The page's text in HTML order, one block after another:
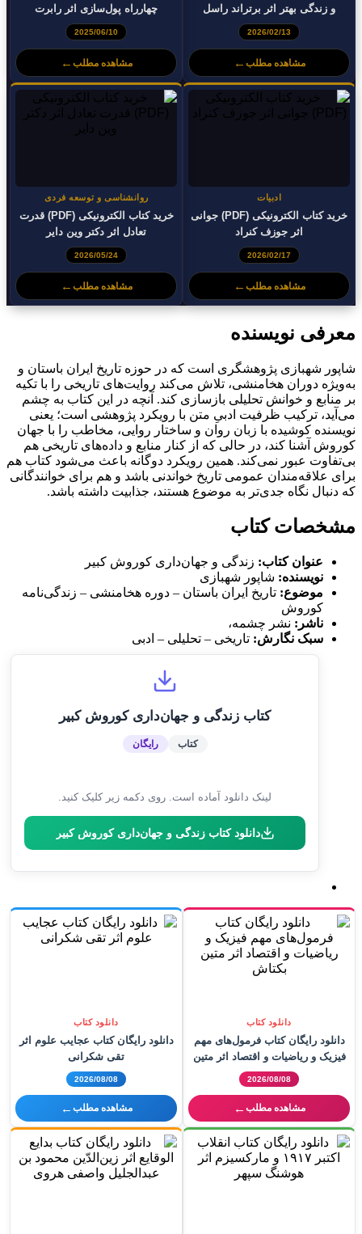
و زندگی بهتر اثر برتراند راسل
2026/02/13
مشاهده مطلب ←
چهارراه پول‌سازی اثر رابرت
کیوساکی
2025/06/10
مشاهده مطلب ←
ادبیات
خرید کتاب الکترونیکی (PDF) جوانی
اثر جوزف کنراد
2026/02/17
مشاهده مطلب ←
روانشناسی و توسعه فردی
خرید کتاب الکترونیکی (PDF) قدرت
تعادل اثر دکتر وین دایر
2026/05/24
مشاهده مطلب ←
معرفی نویسنده
شاپور شهبازی پژوهشگری است که در حوزه تاریخ ایران باستان و
به‌ویژه دوران هخامنشی، تلاش می‌کند روایت‌های تاریخی را با تکیه
بر منابع و خوانش تحلیلی بازسازی کند. آنچه در این کتاب به چشم
می‌آید، ترکیب ظرفیت ادبیِ متن با رویکرد پژوهشی است؛ یعنی
نویسنده کوشیده با زبان روان و ساختار روایی، مخاطب را با جهان
کوروش آشنا کند، در حالی که از کنار منابع و داده‌های تاریخی هم
بی‌تفاوت عبور نمی‌کند. همین رویکرد دوگانه باعث می‌شود کتاب هم
برای علاقه‌مندان عمومی تاریخ خواندنی باشد و هم برای خوانندگانی
که دنبال نگاه جدی‌تر به موضوع هستند، جذابیت داشته باشد.
مشخصات کتاب
عنوان کتاب: زندگی و جهان‌داری کوروش کبیر
نویسنده: شاپور شهبازی
موضوع: تاریخ ایران باستان – دوره هخامنشی – زندگی‌نامه
کوروش
ناشر: نشر چشمه،
سبک نگارش: تاریخی – تحلیلی – ادبی
کتاب زندگی و جهان‌داری کوروش کبیر
کتاب رایگان
لینک دانلود آماده است. روی دکمه زیر کلیک کنید.
دانلود کتاب زندگی و جهان‌داری کوروش کبیر
دانلود کتاب
دانلود رایگان کتاب فرمول‌های مهم
فیزیک و ریاضیات و اقتصاد اثر متین
بکتاش
2026/08/08
مشاهده مطلب ←
دانلود کتاب
دانلود رایگان کتاب عجایب علوم اثر
تقی شکرانی
2026/08/08
مشاهده مطلب ←